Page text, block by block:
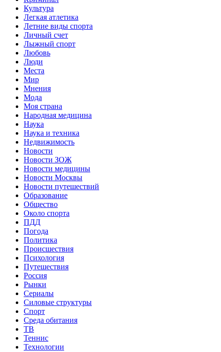
Культура
Легкая атлетика
Летние виды спорта
Личный счет
Лыжный спорт
Любовь
Люди
Места
Мир
Мнения
Мода
Моя страна
Народная медицина
Наука
Наука и техника
Недвижимость
Новости
Новости ЗОЖ
Новости медицины
Новости Москвы
Новости путешествий
Образование
Общество
Около спорта
ПДД
Погода
Политика
Происшествия
Психология
Путешествия
Россия
Рынки
Сериалы
Силовые структуры
Спорт
Среда обитания
ТВ
Теннис
Технологии